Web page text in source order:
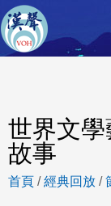
世界文
故事
首頁 /經典回放 /